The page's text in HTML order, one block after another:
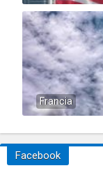
Francia
Facebook